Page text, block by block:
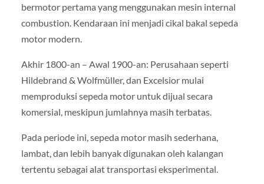
bermotor pertama yang menggunakan mesin internal
combustion. Kendaraan ini menjadi cikal bakal sepeda
motor modern.
Akhir 1800-an – Awal 1900-an: Perusahaan seperti
Hildebrand & Wolfmüller, dan Excelsior mulai
memproduksi sepeda motor untuk dijual secara
komersial, meskipun jumlahnya masih terbatas.
Pada periode ini, sepeda motor masih sederhana,
lambat, dan lebih banyak digunakan oleh kalangan
tertentu sebagai alat transportasi eksperimental.